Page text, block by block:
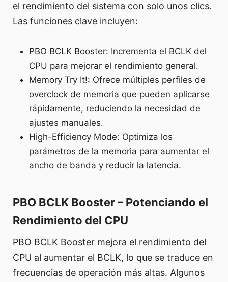
el rendimiento del sistema con solo unos clics.
Las funciones clave incluyen:
PBO BCLK Booster: Incrementa el BCLK del
CPU para mejorar el rendimiento general.
Memory Try It!: Ofrece múltiples perfiles de
overclock de memoria que pueden aplicarse
rápidamente, reduciendo la necesidad de
ajustes manuales.
High-Efficiency Mode: Optimiza los
parámetros de la memoria para aumentar el
ancho de banda y reducir la latencia.
PBO BCLK Booster – Potenciando el
Rendimiento del CPU
PBO BCLK Booster mejora el rendimiento del
CPU al aumentar el BCLK, lo que se traduce en
frecuencias de operación más altas. Algunos